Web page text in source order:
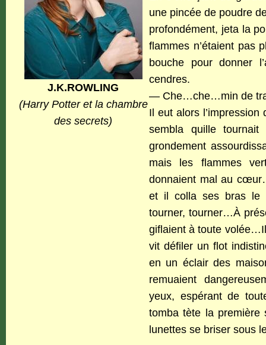
J.K.ROWLING
(Harry Potter et la chambre
des secrets)
une pincée de poudre
profondément, jeta la
flammes n’étaient pas
bouche pour donner
cendres.
— Che…che…min de
Il eut alors
sembla quille
grondement
mais les flammes
donnaient mal au
et il colla ses bras le
tourner, tourner…À
giflaient à toute
vit défiler un flot
en un éclair des
remuaient
yeux, espérant de
tomba tète la
lunettes se briser sous